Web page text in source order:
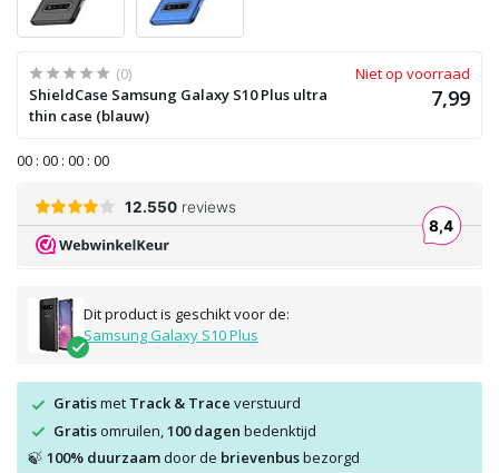
(0)
ShieldCase Samsung Galaxy S10 Plus ultra
thin case (blauw)
Niet op voorraad
7,99
00 : 00 : 00 : 00
Dit product is geschikt voor de:
Samsung Galaxy S10 Plus
Gratismet Track & Trace verstuurd
Gratisomruilen, 100 dagen bedenktijd
🍃 100% duurzaamdoor de brievenbusbezorgd